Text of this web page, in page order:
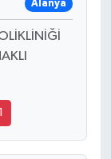
Alanya